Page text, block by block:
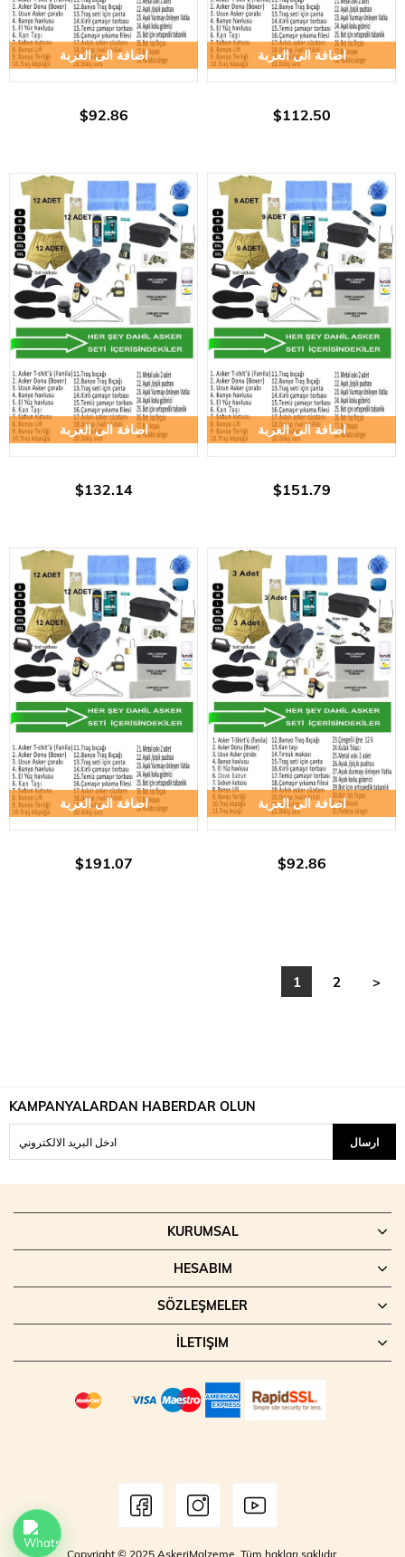
اضافة الى العربة
$92.86
اضافة الى العربة
$112.50
اضافة الى العربة
$132.14
اضافة الى العربة
$151.79
اضافة الى العربة
$191.07
اضافة الى العربة
$92.86
1 2 >
KAMPANYALARDAN HABERDAR OLUN
ارسال
KURUMSAL
HESABIM
SÖZLEŞMELER
İLETIŞIM
Copyright © 2025 AskeriMalzeme. Tüm hakları saklıdır.